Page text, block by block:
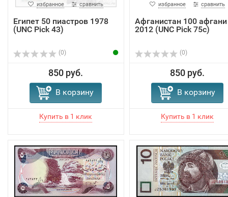
избранное сравнить
Египет 50 пиастров 1978
(UNC Pick 43)
(0)
850 руб.
В корзину
избранное сравнить
Афганистан 100 афгани
2012 (UNC Pick 75c)
(0)
850 руб.
В корзину